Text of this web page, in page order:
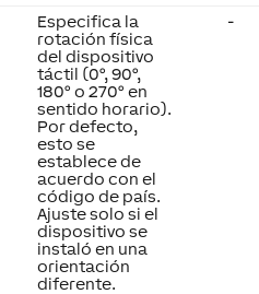
Especifica la
rotación física
del dispositivo
táctil (0°, 90°,
180° o 270° en
sentido horario).
Por defecto,
esto se
establece de
acuerdo con el
código de país.
Ajuste solo si el
dispositivo se
instaló en una
orientación
diferente.
-